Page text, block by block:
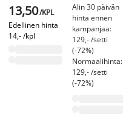
13,50/KPL
Edellinen hinta
14,- /kpl
Alin 30 päivän
hinta ennen
kampanjaa:
129,- /setti
(-72%)
Normaalihinta:
129,- /setti
(-72%)